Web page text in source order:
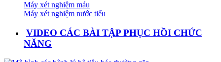
Máy xét nghiệm máu
Máy xét nghiệm nước tiểu
VIDEO CÁC BÀI TẬP PHỤC HỒI CHỨC
NĂNG